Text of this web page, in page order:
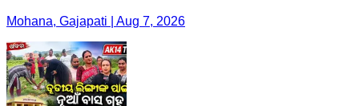
Mohana, Gajapati | Aug 7, 2026